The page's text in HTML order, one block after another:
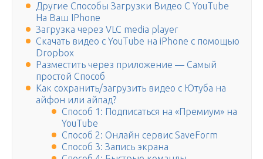
Другие Способы Загрузки Видео С YouTube
На Ваш IPhone
Загрузка через VLC media player
Скачать видео с YouTube на iPhone с помощью
Dropbox
Разместить через приложение — Самый
простой Способ
Как сохранить/загрузить видео с Ютуба на
айфон или айпад?
Способ 1: Подписаться на «Премиум» на
YouTube
Способ 2: Онлайн сервис SaveForm
Способ 3: Запись экрана